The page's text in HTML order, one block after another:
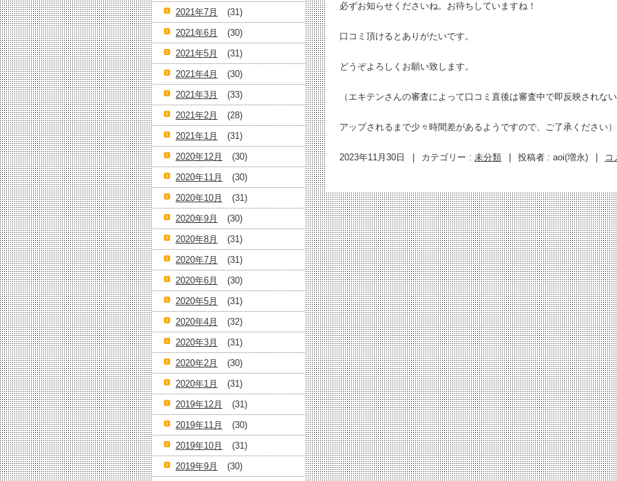
必ずお知らせくださいね。お待ちしていますね！
口コミ頂けるとありがたいです。
どうぞよろしくお願い致します。
（エキテンさんの審査によって口コミ直後は審査中で即反映されな
アップされるまで少々時間差があるようですので、ご了承ください）
2023年11月30日 カテゴリー : 未分類 投稿者 : aoi(増永) コ
2021年7月
(31)
2021年6月
(30)
2021年5月
(31)
2021年4月
(30)
2021年3月
(33)
2021年2月
(28)
2021年1月
(31)
2020年12月
(30)
2020年11月
(30)
2020年10月
(31)
2020年9月
(30)
2020年8月
(31)
2020年7月
(31)
2020年6月
(30)
2020年5月
(31)
2020年4月
(32)
2020年3月
(31)
2020年2月
(30)
2020年1月
(31)
2019年12月
(31)
2019年11月
(30)
2019年10月
(31)
2019年9月
(30)